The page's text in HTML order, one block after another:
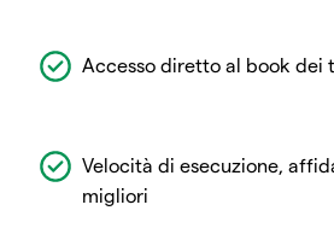
Accesso diretto al book dei
Velocità di esecuzione,
migliori